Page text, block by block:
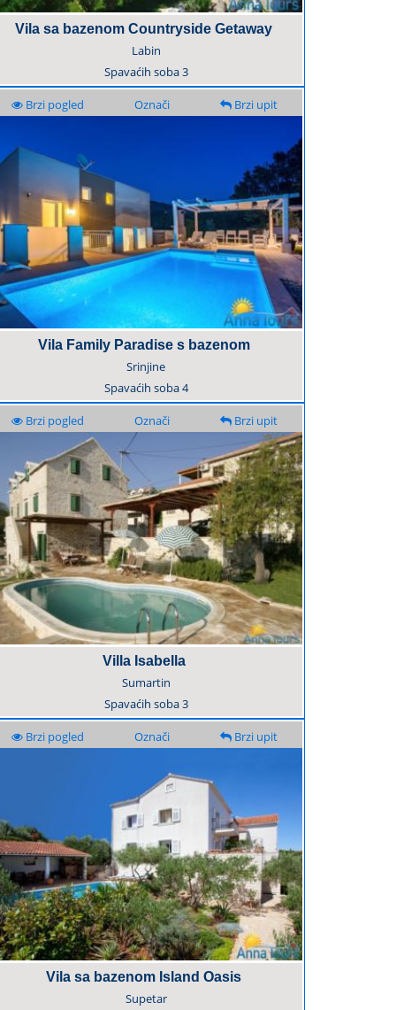
Vila sa bazenom Countryside Getaway
Labin
Spavaćih soba3
Brzi pogled Označi Brzi upit
Vila Family Paradise s bazenom
Srinjine
Spavaćih soba4
Brzi pogled Označi Brzi upit
Villa Isabella
Sumartin
Spavaćih soba3
Brzi pogled Označi Brzi upit
Vila sa bazenom Island Oasis
Supetar